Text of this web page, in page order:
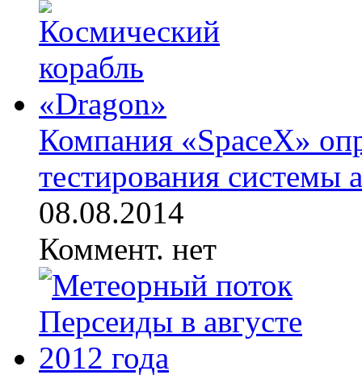
Компания «SpaceX»
тестирования системы
08.08.2014
Коммент. нет